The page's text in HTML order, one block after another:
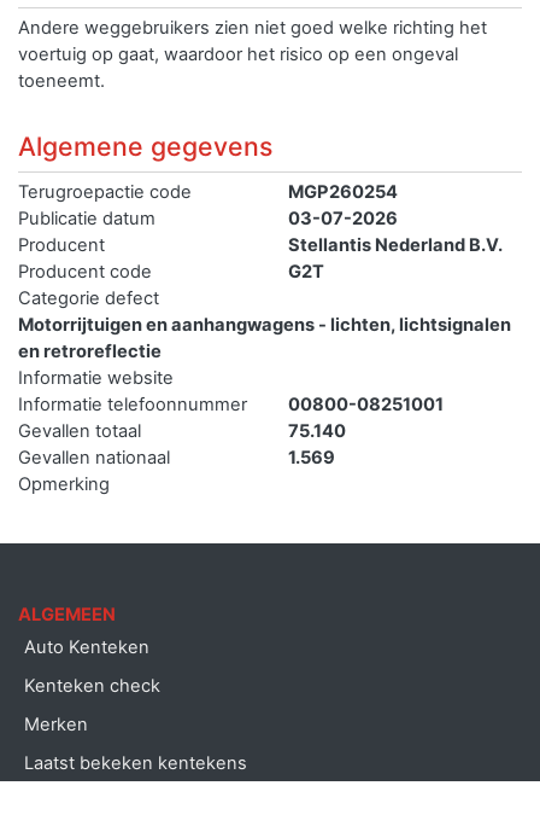
Andere weggebruikers zien niet goed welke richting het
voertuig op gaat, waardoor het risico op een ongeval
toeneemt.
Algemene gegevens
Terugroepactie code
MGP260254
Publicatie datum
03-07-2026
Producent
Stellantis Nederland B.V.
Producent code
G2T
Categorie defect
Motorrijtuigen en aanhangwagens - lichten, lichtsignalen
en retroreflectie
Informatie website
Informatie telefoonnummer
00800-08251001
Gevallen totaal
75.140
Gevallen nationaal
1.569
Opmerking
ALGEMEEN
Auto Kenteken
Kenteken check
Merken
Laatst bekeken kentekens